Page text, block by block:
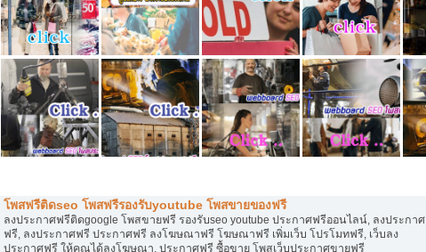
โพสฟรีติดseo โพสฟรีรองรับyoutube โพสขายของฟรี
ลงประกาศฟรีติดgoogle โพสขายฟรี รองรับseo youtube ประกาศฟรีออนไลน์, ลงประกาศ
ฟรี, ลงประกาศฟรี ประกาศฟรี ลงโฆษณาฟรี โฆษณาฟรี เพิ่มเว็บ โปรโมทฟรี, เว็บลง
ประกาศฟรี ให้คุณได้ลงโฆษณา, ประกาศฟรี ซื้อขาย โพสเว็บประกาศขายฟรี